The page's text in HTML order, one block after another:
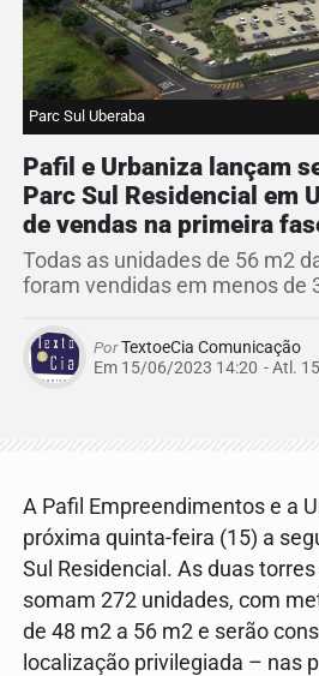
Parc Sul Uberaba
Pafil e Urbaniza lançam
Parc Sul Residencial em
de vendas na primeira
Todas as unidades de 56 m2
foram vendidas em menos de
PorTextoeCia Comunicação
Em 15/06/2023 14:20 - Atl.
A Pafil Empreendimentos e a
próxima quinta-feira (15) a
Sul Residencial. As duas
somam 272 unidades, com
de 48 m2 a 56 m2 e serão
localização privilegiada – nas